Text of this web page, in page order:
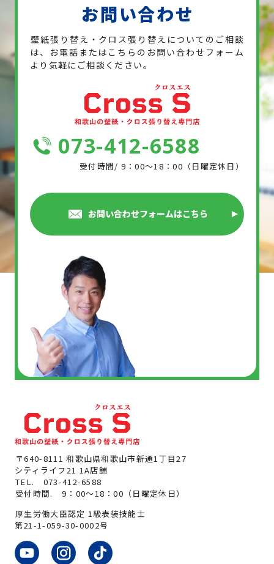
お問い合わせ
壁紙張り替え・クロス張り替えについてのご相談
は、お電話または こちらのお問い合わせフォーム
より気軽にご相談ください。
073-412-6588
受付時間/ 9：00～18：00（日曜定休日）
お問い合わせフォームはこちら
〒640-8111 和歌山県和歌山市新通1丁目27
シティライフ21 1A店舗
TEL. 073-412-6588
受付時間. 9：00～18：00（日曜定休日）
厚生労働大臣認定 1級表装技能士
第21-1-059-30-0002号